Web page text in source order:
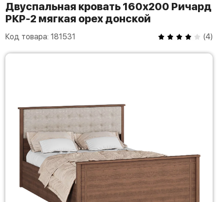
Двуспальная кровать 160х200 Ричард
РКР-2 мягкая орех донской
Код товара: 181531 (4)